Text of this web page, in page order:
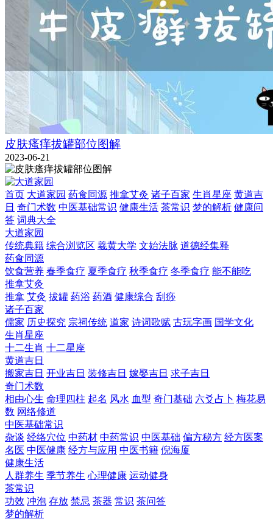
皮肤瘙痒拔罐部位图解
2023-06-21
首页 大道家园 药食同源 推拿艾灸 诸子百家 生肖星座 黄道吉
日 奇门术数 中医基础常识 健康生活 茶常识 梦的解析 健康问
答 词典大全
大道家园
传统典籍 综合浏览区 羲黄大学 文始法脉 道德经集释
药食同源
饮食营养 春季食疗 夏季食疗 秋季食疗 冬季食疗 能不能吃
推拿艾灸
推拿 艾灸 拔罐 药浴 药酒 健康综合 刮痧
诸子百家
儒家 历史探究 宗祠传统 道家 诗词歌赋 古玩字画 国学文化
生肖星座
十二生肖 十二星座
黄道吉日
搬家吉日 开业吉日 装修吉日 嫁娶吉日 求子吉日
奇门术数
相由心生 命理四柱 起名 风水 血型 奇门基础 六爻占卜 梅花易
数 网络修道
中医基础常识
杂谈 经络穴位 中药材 中药常识 中医基础 偏方秘方 经方医案
名医 中医健康 经方与应用 中医书籍 倪海厦
健康生活
人群养生 季节养生 心理健康 运动健身
茶常识
功效 冲泡 存放 禁忌 茶器 常识 茶问答
梦的解析